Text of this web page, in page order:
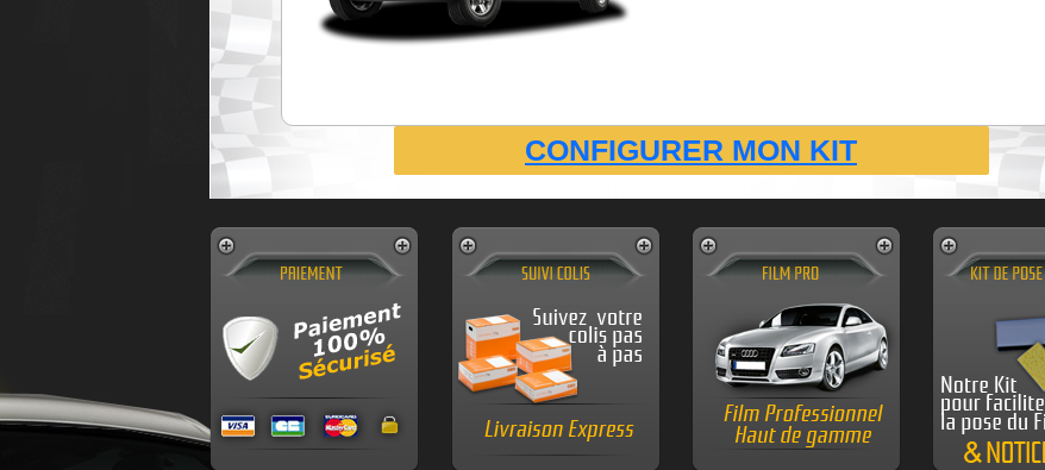
CONFIGURER MON KIT